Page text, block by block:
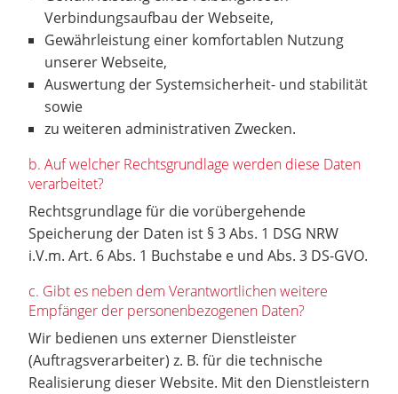
Verbindungsaufbau der Webseite,
Gewährleistung einer komfortablen Nutzung
unserer Webseite,
Auswertung der Systemsicherheit- und stabilität
sowie
zu weiteren administrativen Zwecken.
b. Auf welcher Rechtsgrundlage werden diese Daten
verarbeitet?
Rechtsgrundlage für die vorübergehende
Speicherung der Daten ist § 3 Abs. 1 DSG NRW
i.V.m. Art. 6 Abs. 1 Buchstabe e und Abs. 3 DS-GVO.
c. Gibt es neben dem Verantwortlichen weitere
Empfänger der personenbezogenen Daten?
Wir bedienen uns externer Dienstleister
(Auftragsverarbeiter) z. B. für die technische
Realisierung dieser Website. Mit den Dienstleistern